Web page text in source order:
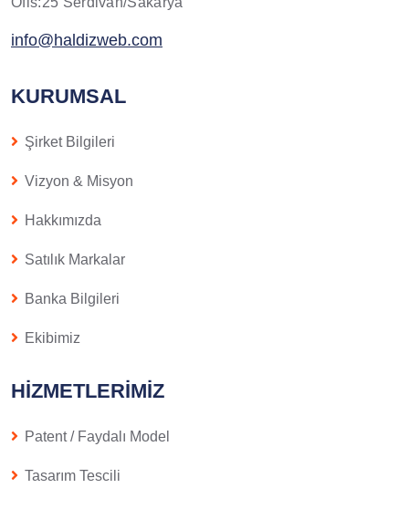
info@haldizweb.com
KURUMSAL
Şirket Bilgileri
Vizyon & Misyon
Hakkımızda
Satılık Markalar
Banka Bilgileri
Ekibimiz
HIZMETLERIMIZ
Patent / Faydalı Model
Tasarım Tescili